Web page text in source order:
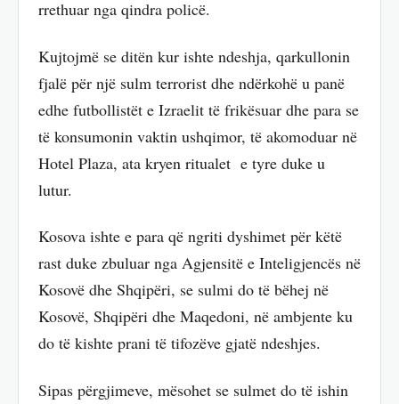
rrethuar nga qindra policë.
Kujtojmë se ditën kur ishte ndeshja, qarkullonin
fjalë për një sulm terrorist dhe ndërkohë u panë
edhe futbollistët e Izraelit të frikësuar dhe para se
të konsumonin vaktin ushqimor, të akomoduar në
Hotel Plaza, ata kryen ritualet e tyre duke u
lutur.
Kosova ishte e para që ngriti dyshimet për këtë
rast duke zbuluar nga Agjensitë e Inteligjencës në
Kosovë dhe Shqipëri, se sulmi do të bëhej në
Kosovë, Shqipëri dhe Maqedoni, në ambjente ku
do të kishte prani të tifozëve gjatë ndeshjes.
Sipas përgjimeve, mësohet se sulmet do të ishin